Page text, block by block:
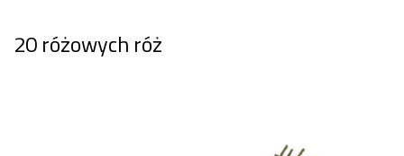
20 różowych róż